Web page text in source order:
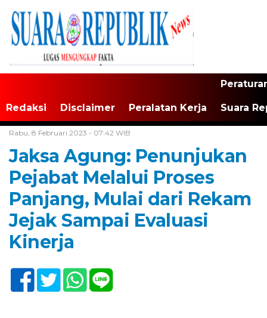
Redaksi Disclaimer Peralatan Kerja Suara
Rabu, 8 Februari 2023 - 07:42 WIB
Jaksa Agung: Penunjukan
Pejabat Melalui Proses
Panjang, Mulai dari Rekam
Jejak Sampai Evaluasi
Kinerja